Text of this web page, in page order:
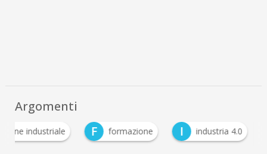
Argomenti
industriale F formazione I industria 4.0